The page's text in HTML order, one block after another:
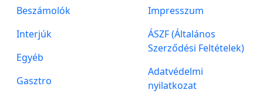
Beszámolók
Interjúk
Egyéb
Gasztro
Impresszum
ÁSZF (Általános
Szerződési Feltételek)
Adatvédelmi
nyilatkozat